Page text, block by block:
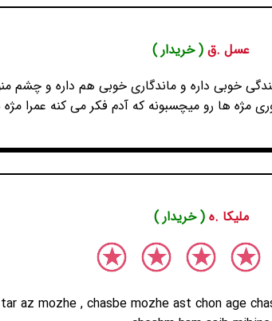
عسل .ق ( خریدار )
خوبی داره و ماندگاری خوبی هم داره و چشم منو
ها رو میچسبونه که آدم فکر می کنه عمرا
ملیکا .ه( خریدار )
az mozhe , chasbe mozhe ast chon age